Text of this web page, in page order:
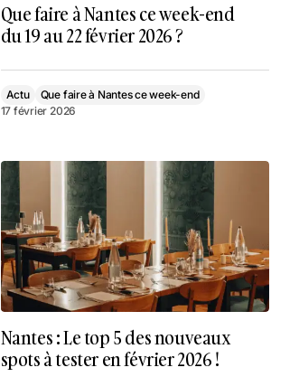
Que faire à Nantes ce week-end
du 19 au 22 février 2026 ?
Actu
Que faire à Nantes ce week-end
17 février 2026
Nantes : Le top 5 des nouveaux
spots à tester en février 2026 !